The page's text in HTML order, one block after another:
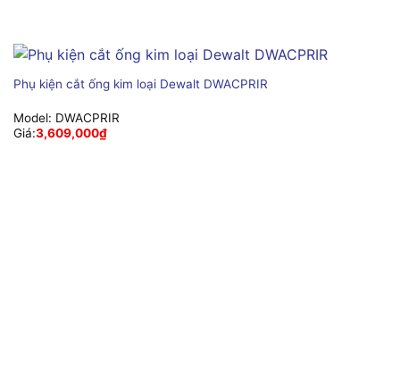
Phụ kiện cắt ống kim loại Dewalt DWACPRIR
Model: DWACPRIR
Giá:3,609,000₫